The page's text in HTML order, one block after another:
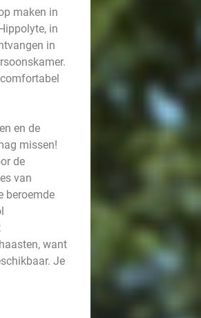
maken in
in
in
en de
missen!
de
van
beroemde
want
Je